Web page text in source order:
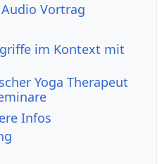
Weihrauch‏‎ Audio Vortrag
im Kontext mit
Yoga Therapeut
weitere Infos